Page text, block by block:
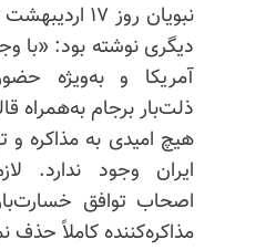
نبویان روز ۱۷
دیگری نوشته بود: «‏با
آمریکا و به‌ویژه
ذلت‌بار برجام به‌همراه
هیچ امیدی به مذاکره و
ایران وجود ندارد.
اصحاب توافق
مذاکره‌کننده کاملاً حذف